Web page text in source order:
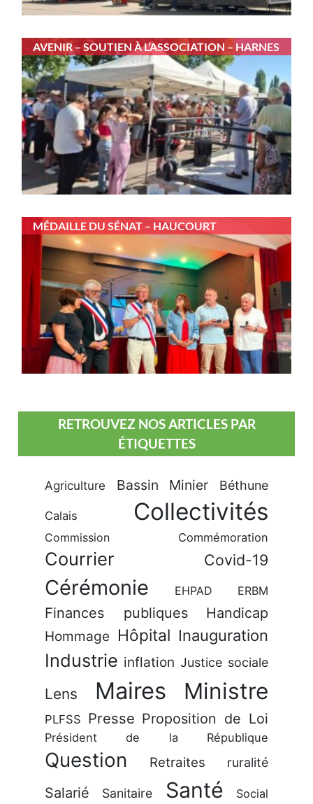
AVENIR – SOUTIEN À L’ASSOCIATION – HARNES
MÉDAILLE DU SÉNAT – HAUCOURT
RETROUVEZ NOS ARTICLES PAR
ÉTIQUETTES
Agriculture Bassin Minier Béthune
Calais Collectivités
Commission Commémoration
Courrier Covid-19
Cérémonie EHPAD ERBM
Finances publiques Handicap
Hommage Hôpital Inauguration
Industrie inflation Justice sociale
Lens Maires Ministre
PLFSS Presse Proposition de Loi
Président de la République
Question Retraites ruralité
Salarié Sanitaire Santé Social